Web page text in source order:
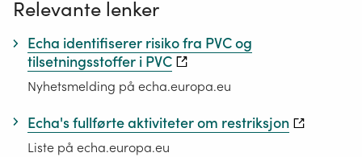
for
Registration,
and
og stoffgrupper som gir uakseptabel
risiko for helse og/eller miljø. Stoffene er
helt eller delvis forbudt og er listet i
vedlegg XVII til forordningen.
EU-/EØS-området.
Relevante lenker
Echa identifiserer risiko fra PVC og
tilsetningsstoffer i PVC
Nyhetsmelding på echa.europa.eu
Echa's fullførte aktiviteter om restriksjon
Liste på echa.europa.eu